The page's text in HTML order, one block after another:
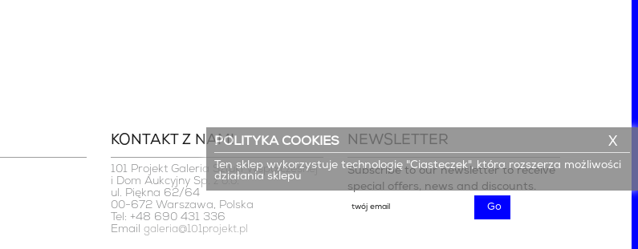
KONTAKT Z NAMI
101 Projekt Galeria Sztuki Współczesnej
i Dom Aukcyjny Sp. z o.o.
ul. Piękna 62/64
00-672 Warszawa, Polska
Tel: +48 690 431 336
Email galeria@101projekt.pl
NEWSLETTER
Subscribe to our newsletter to receive
special offers, news and discounts.
POLITYKA COOKIES
Ten sklep wykorzystuje technologię "Ciasteczek", która rozszerza możliwości
działania sklepu
X